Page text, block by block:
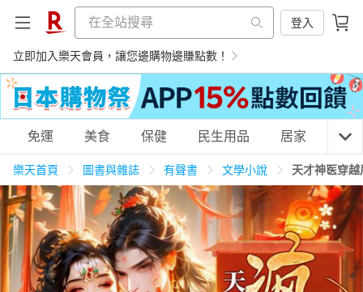
登入
立即加入樂天會員，讓您邊購物邊賺點數！
購物網分類
天天免運 美食蛋糕 養生保健 民生用品
居家生活 3C家電 運動休閒 親子玩具
免運 美食 保健 民生用品 居家 3C
樂天首頁 圖書與雜誌 有聲書 文學小說 天才神医穿